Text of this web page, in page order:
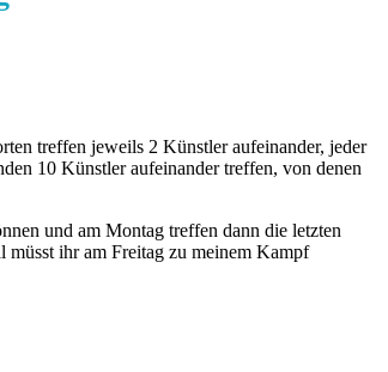
treffen jeweils 2 Künstler aufeinander, jeder
10 Künstler aufeinander treffen, von denen
und am Montag treffen dann die letzten
müsst ihr am Freitag zu meinem Kampf